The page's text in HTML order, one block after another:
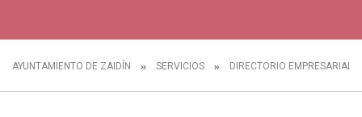
AYUNTAMIENTO DE ZAIDÍN SERVICIOS DIRECTORIO EMPRESARIAL